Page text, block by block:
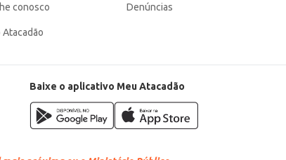
conosco
Atacadão
Denúncias
Baixe o aplicativo Meu Atacadão